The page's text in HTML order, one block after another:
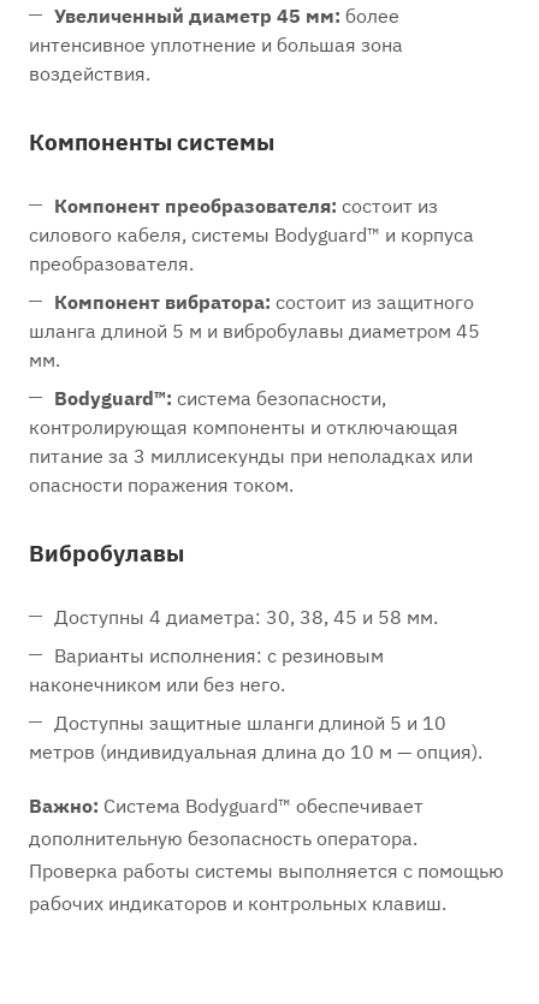
Увеличенный диаметр 45 мм: более
интенсивное уплотнение и большая зона
воздействия.
Компоненты системы
Компонент преобразователя: состоит из
силового кабеля, системы Bodyguard™ и корпуса
преобразователя.
Компонент вибратора: состоит из защитного
шланга длиной 5 м и вибробулавы диаметром 45
мм.
Bodyguard™: система безопасности,
контролирующая компоненты и отключающая
питание за 3 миллисекунды при неполадках или
опасности поражения током.
Вибробулавы
Доступны 4 диаметра: 30, 38, 45 и 58 мм.
Варианты исполнения: с резиновым
наконечником или без него.
Доступны защитные шланги длиной 5 и 10
метров (индивидуальная длина до 10 м — опция).
Важно: Система Bodyguard™ обеспечивает
дополнительную безопасность оператора.
Проверка работы системы выполняется с помощью
рабочих индикаторов и контрольных клавиш.